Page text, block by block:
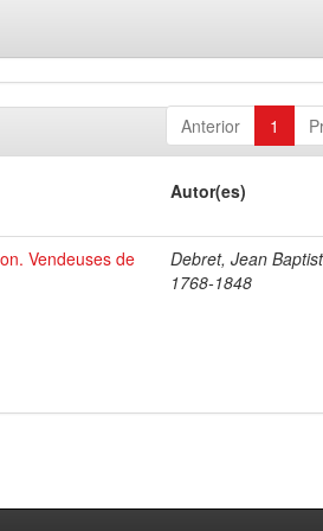
Anterior 1
Autor(es)
Vendeuses de
Debret, Jean
1768-1848